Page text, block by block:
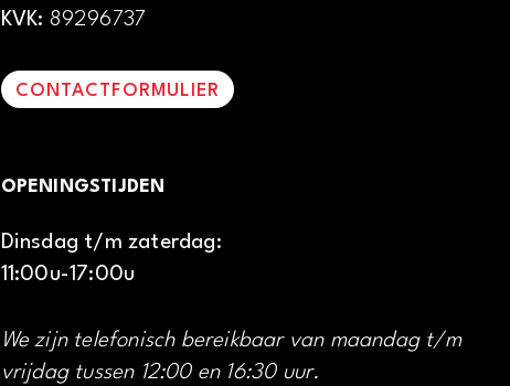
KVK: 89296737
CONTACTFORMULIER
OPENINGSTIJDEN
Dinsdag t/m zaterdag:
11:00u-17:00u
We zijn telefonisch bereikbaar van maandag t/m
vrijdag tussen 12:00 en 16:30 uur.